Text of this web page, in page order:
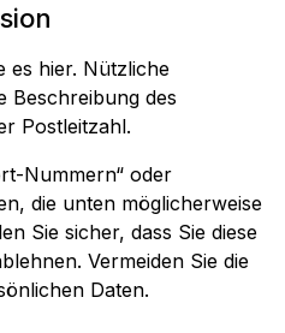
es hier. Nützliche
Beschreibung des
Postleitzahl.
Nummern“ oder
die unten möglicherweise
Sie sicher, dass Sie diese
Vermeiden Sie die
Daten.